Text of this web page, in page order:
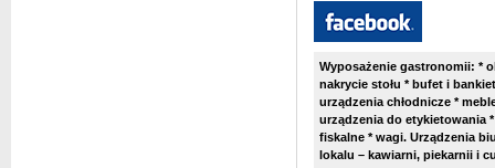
Wyposażenie gastronomii: *
nakrycie stołu * bufet i
urządzenia chłodnicze *
urządzenia do etykietowania
fiskalne * wagi. Urządzenia
lokalu – kawiarni, piekarnii i